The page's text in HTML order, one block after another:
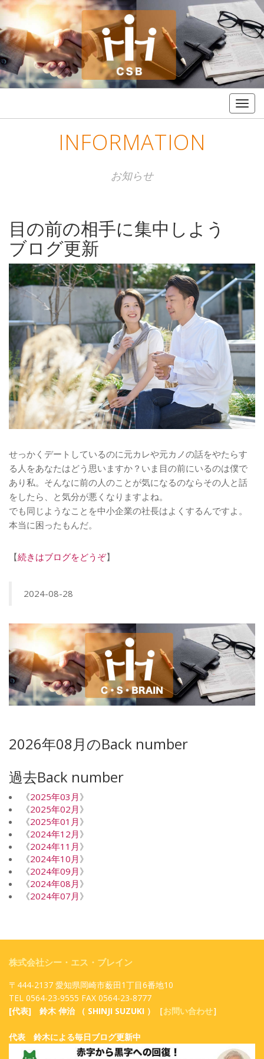
INFORMATION
お知らせ
目の前の相手に集中しよう
ブログ更新
せっかくデートしているのに元カレや元カノの話をやたらす
る人をあなたはどう思いますか？いま目の前にいるのは僕で
あり私。そんなに前の人のことが気になるのならその人と話
をしたら、と気分が悪くなりますよね。
でも同じようなことを中小企業の社長はよくするんですよ。
本当に困ったもんだ。
【続きはブログをどうぞ】
2024-08-28
2026年08月のBack number
過去Back number
《2025年03月 》
《2025年02月 》
《2025年01月 》
《2024年12月 》
《2024年11月 》
《2024年10月 》
《2024年09月 》
《2024年08月 》
《2024年07月 》
株式会社シー・エス・ブレイン
〒444-2137 愛知県岡崎市薮田1丁目6番地10
TEL 0564-23-9555 FAX 0564-23-8777
[代表] 鈴木 伸治 （ SHINJI SUZUKI ）［お問い合わせ］
代表 鈴木による毎日ブログ更新中